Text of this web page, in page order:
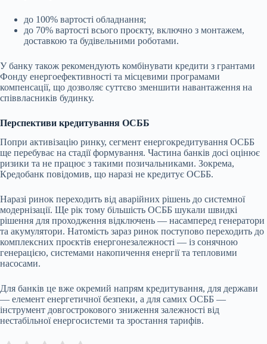
до 100% вартості обладнання;
до 70% вартості всього проєкту, включно з монтажем,
доставкою та будівельними роботами.
У банку також рекомендують комбінувати кредити з грантами
Фонду енергоефективності та місцевими програмами
компенсації, що дозволяє суттєво зменшити навантаження на
співвласників будинку.
Перспективи кредитування ОСББ
Попри активізацію ринку, сегмент енергокредитування ОСББ
ще перебуває на стадії формування. Частина банків досі оцінює
ризики та не працює з такими позичальниками. Зокрема,
Кредобанк повідомив, що наразі не кредитує ОСББ.
Наразі ринок переходить від аварійних рішень до системної
модернізації. Ще рік тому більшість ОСББ шукали швидкі
рішення для проходження відключень — насамперед генератори
та акумулятори. Натомість зараз ринок поступово переходить до
комплексних проєктів енергонезалежності — із сонячною
генерацією, системами накопичення енергії та тепловими
насосами.
Для банків це вже окремий напрям кредитування, для держави
— елемент енергетичної безпеки, а для самих ОСББ —
інструмент довгострокового зниження залежності від
нестабільної енергосистеми та зростання тарифів.